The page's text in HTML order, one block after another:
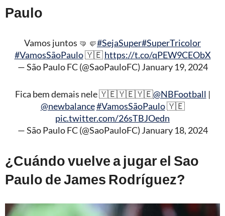
Paulo
Vamos juntos 🤜🤛#SejaSuper#SuperTricolor
#VamosSãoPaulo🇾🇪https://t.co/qPEW9CEObX
— São Paulo FC (@SaoPauloFC) January 19, 2024
Fica bem demais nele 🇾🇪🇾🇪🇾🇪@NBFootball |
@newbalance#VamosSãoPaulo🇾🇪
pic.twitter.com/26sTBJOedn
— São Paulo FC (@SaoPauloFC) January 18, 2024
¿Cuándo vuelve a jugar el Sao
Paulo de James Rodríguez?